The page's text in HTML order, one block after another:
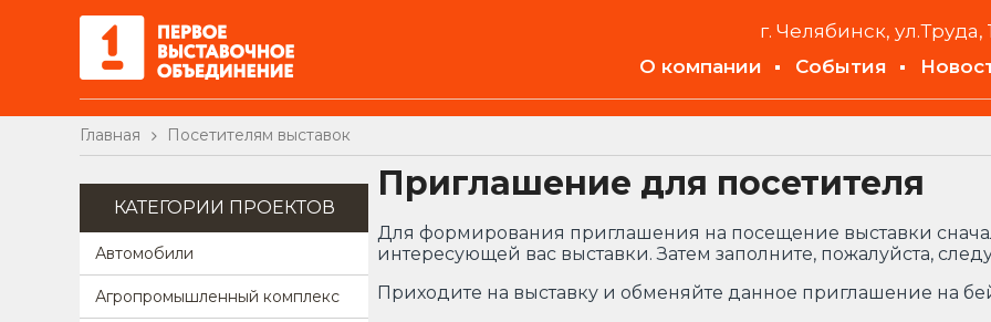
г. Челябинск, ул.Труда,
О компании
События
Главная Посетителям выставок
КАТЕГОРИИ ПРОЕКТОВ
Автомобили
Агропромышленный комплекс
Приглашение для посетителя
Для формирования приглашения на посещение выставки
интересующей вас выставки. Затем заполните, пожалуйста,
Приходите на выставку и обменяйте данное приглашение на